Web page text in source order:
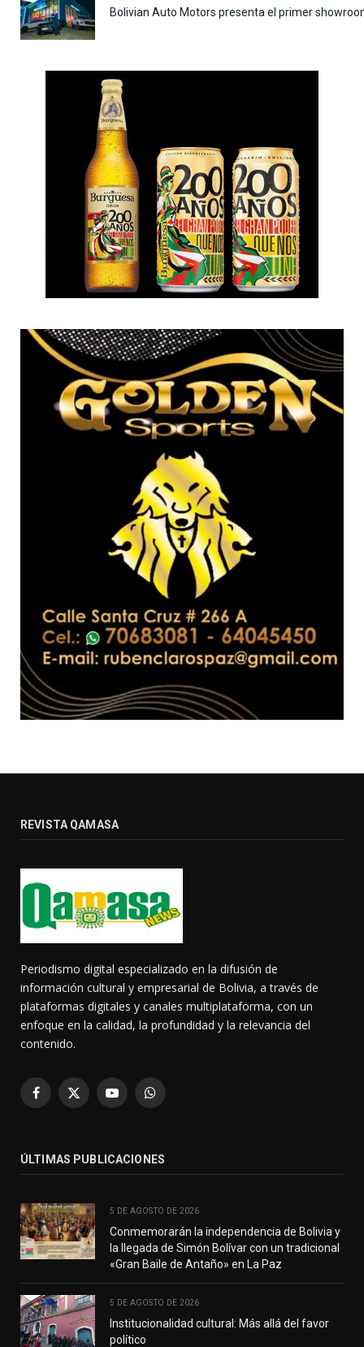
Bolivian Auto Motors presenta el primer
REVISTA QAMASA
Periodismo digital especializado en la difusión de
información cultural y empresarial de Bolivia, a través de
plataformas digitales y canales multiplataforma, con un
enfoque en la calidad, la profundidad y la relevancia del
contenido.
Facebook
X
YouTubeWhatsApp
ÚLTIMAS PUBLICACIONES
5 DE AGOSTO DE 2026
Conmemorarán la independencia de Bolivia y
la llegada de Simón Bolívar con un tradicional
«Gran Baile de Antaño» en La Paz
5 DE AGOSTO DE 2026
Institucionalidad cultural: Más allá del favor
político